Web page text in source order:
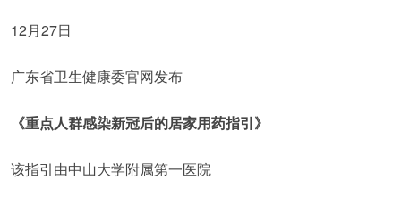
12月27日
广东省卫生健康委官网发布
《重点人群感染新冠后的居家用药指引》
该指引由中山大学附属第一医院